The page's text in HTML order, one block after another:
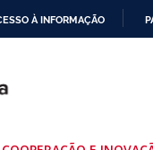
À INFORMAÇÃO